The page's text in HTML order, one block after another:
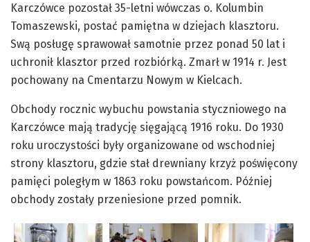
Karczówce pozostał 35-letni wówczas o. Kolumbin
Tomaszewski, postać pamiętna w dziejach klasztoru.
Swą posługę sprawował samotnie przez ponad 50 lat i
uchronił klasztor przed rozbiórką. Zmarł w 1914 r. Jest
pochowany na Cmentarzu Nowym w Kielcach.
Obchody rocznic wybuchu powstania styczniowego na
Karczówce mają tradycję sięgającą 1916 roku. Do 1930
roku uroczystości były organizowane od wschodniej
strony klasztoru, gdzie stał drewniany krzyż poświęcony
pamięci poległym w 1863 roku powstańcom. Później
obchody zostały przeniesione przed pomnik.